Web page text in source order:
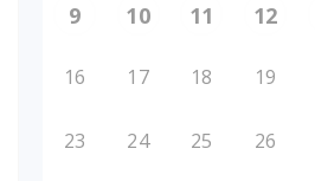
9 10 11 12
16 17 18 19
23 24 25 26